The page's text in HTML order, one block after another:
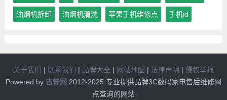
油烟机拆卸 油烟机清洗 苹果手机维修点 手机id
关于我们 | 联系我们 | 品牌大全| 网站地图 | 法律声明 | 侵权举报
Powered by 古锋网 2012-2025 专业提供品牌3C数码家电售后维修网
点查询的网站